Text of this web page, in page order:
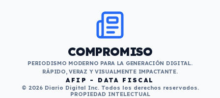
COMPROMISO
PERIODISMO MODERNO PARA LA GENERACIÓN DIGITAL.
RÁPIDO, VERAZ Y VISUALMENTE IMPACTANTE.
AFIP - DATA FISCAL
© 2026 Diario Digital Inc. Todos los derechos reservados.
PROPIEDAD INTELECTUAL